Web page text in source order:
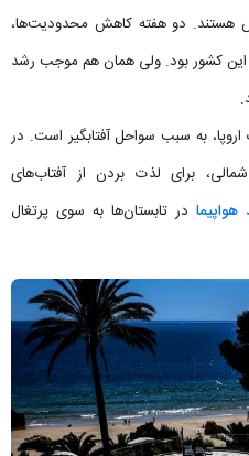
هستند. دو هفته کاهش محدودیت‌ها،
کشور بود. ولی همان هم موجب رشد
اروپا، به سبب سواحل آفتابگیر است. در
برای لذت بردن از آفتاب‌های
در تابستان‌ها به سوی پرتغال